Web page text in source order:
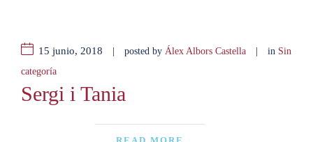
15 junio, 2018 | posted by Álex Albors Castella | in Sin
categoría
Sergi i Tania